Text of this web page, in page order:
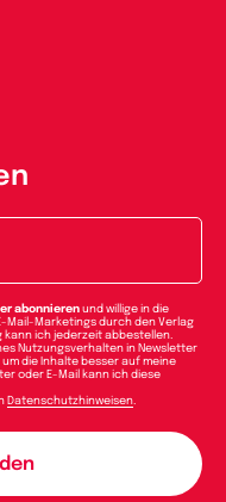
abonnierenund willige in die
Mail-Marketings durch den Verlag
kann ich jederzeit abbestellen.
Nutzungsverhalten in Newsletter
die Inhalte besser auf meine
oder E-Mail kann ich diese
Datenschutzhinweisen.